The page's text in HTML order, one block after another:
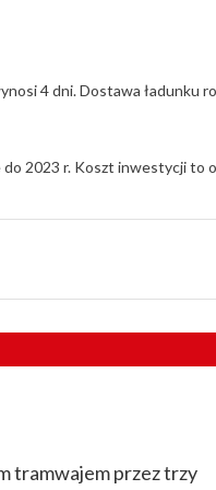
4 dni. Dostawa ładunku
2023 r. Koszt inwestycji to
tramwajem przez trzy